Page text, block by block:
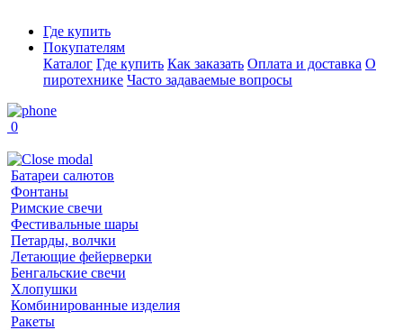
Где купить
Покупателям
Каталог Где купить Как заказать Оплата и доставка О
пиротехнике Часто задаваемые вопросы
0
Батареи салютов
Фонтаны
Римские свечи
Фестивальные шары
Петарды, волчки
Летающие фейерверки
Бенгальские свечи
Хлопушки
Комбинированные изделия
Ракеты